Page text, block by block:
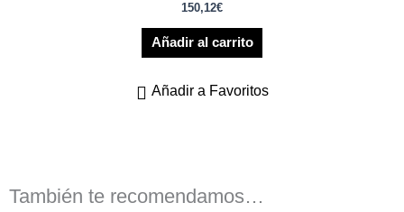
150,12€
Añadir al carrito
Añadir a Favoritos
También te recomendamos…